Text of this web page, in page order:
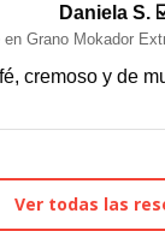
Daniela S.
en Grano Mokador
cremoso y de
Ver todas las